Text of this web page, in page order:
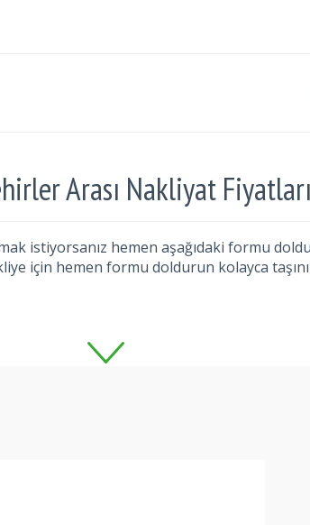
Arası Nakliyat Fiyatları
istiyorsanız hemen aşağıdaki formu
için hemen formu doldurun kolayca